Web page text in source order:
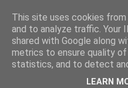
Manuela
Bücher, Blogs & mehr
This site uses cookies
and to analyze traffic. Your
shared with Google along
metrics to ensure quality
statistics, and to detect
LEARN